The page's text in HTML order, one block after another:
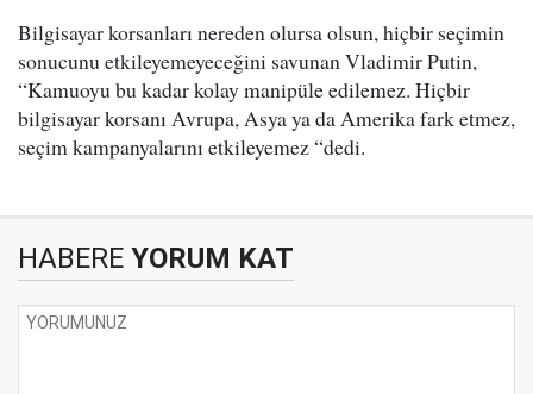
Bilgisayar korsanları nereden olursa olsun, hiçbir seçimin
sonucunu etkileyemeyeceğini savunan Vladimir Putin,
“Kamuoyu bu kadar kolay manipüle edilemez. Hiçbir
bilgisayar korsanı Avrupa, Asya ya da Amerika fark etmez,
seçim kampanyalarını etkileyemez “dedi.
HABERE YORUM KAT